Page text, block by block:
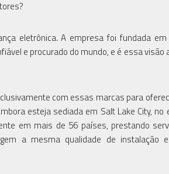
eletrônica. A empresa foi fundada
e procurado do mundo, e é essa visão
com essas marcas para
esteja sediada em Salt Lake City, no
em mais de 56 países, prestando
a mesma qualidade de instalação